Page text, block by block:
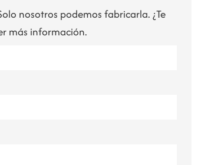
ไทย
nosotros podemos fabricarla. ¿Te
más información.